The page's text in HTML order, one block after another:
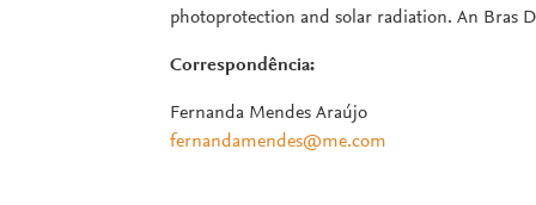
photoprotection and solar radiation. An Bras
Correspondência:
Fernanda Mendes Araújo
fernandamendes@me.com